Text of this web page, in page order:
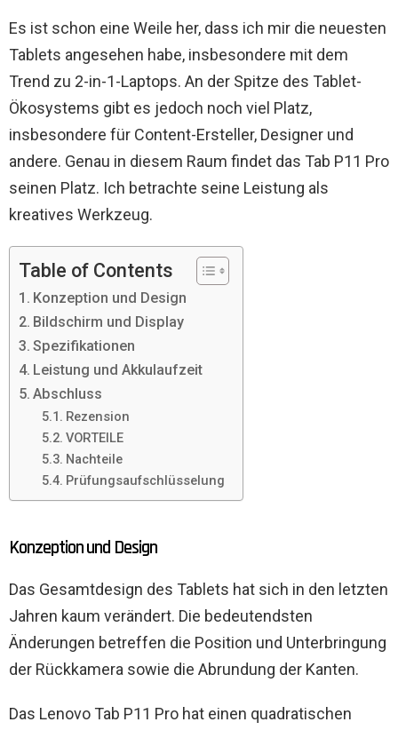
Es ist schon eine Weile her, dass ich mir die neuesten
Tablets angesehen habe, insbesondere mit dem
Trend zu 2-in-1-Laptops. An der Spitze des Tablet-
Ökosystems gibt es jedoch noch viel Platz,
insbesondere für Content-Ersteller, Designer und
andere. Genau in diesem Raum findet das Tab P11 Pro
seinen Platz. Ich betrachte seine Leistung als
kreatives Werkzeug.
Table of Contents
Konzeption und Design
Bildschirm und Display
Spezifikationen
Leistung und Akkulaufzeit
Abschluss
Rezension
VORTEILE
Nachteile
Prüfungsaufschlüsselung
Konzeption und Design
Das Gesamtdesign des Tablets hat sich in den letzten
Jahren kaum verändert. Die bedeutendsten
Änderungen betreffen die Position und Unterbringung
der Rückkamera sowie die Abrundung der Kanten.
Das Lenovo Tab P11 Pro hat einen quadratischen